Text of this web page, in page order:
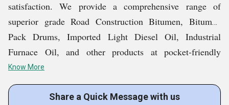
हमअपने मूल्योंको बनाए रखने के लिए समर्पित हैं: ईमानदारी,
खुलेपन और ग्राहक केंद्रित होना। अपने मूल्यवान ग्राहकों को
सर्वश्रेष्ठ से कम कुछ नहीं देकर, हम उनके साथ लंबे समय तक
चलने वाले संबंध बनाने का प्रयास करते हैं।
satisfaction. We provide a comprehensive range of
superior grade Road Construction Bitumen, Bitumen
Pack Drums, Imported Light Diesel Oil, Industrial
Furnace Oil, and other products at pocket-friendly
prices. Our remarkable annual turnover is a testimony to
our robust market reputation and the immense trust
customers show in us.
Know More
Share a Quick Message with us